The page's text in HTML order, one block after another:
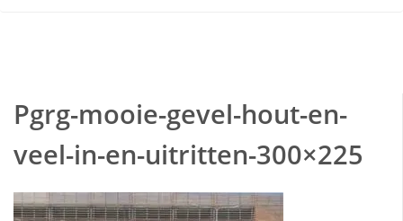
Pgrg-mooie-gevel-hout-en-
veel-in-en-uitritten-300×225